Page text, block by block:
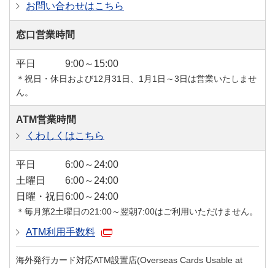
お問い合わせはこちら
窓口営業時間
平日 9:00～15:00
＊祝日・休日および12月31日、1月1日～3日は営業いたしませ
ん。
ATM営業時間
くわしくはこちら
平日
6:00～24:00
土曜日
6:00～24:00
日曜・祝日 6:00～24:00
＊毎月第2土曜日の21:00～翌朝7:00はご利用いただけません。
ATM利用手数料
海外発行カード対応ATM設置店(Overseas Cards Usable at